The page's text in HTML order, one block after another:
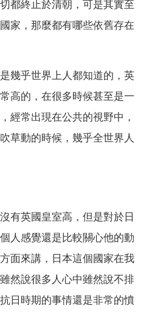
都終止於清朝，可是其實至
家，那麼都有哪些依舊存在
幾乎世界上人都知道的，英
高的，在很多時候甚至是一
經常出現在公共的視野中，
草動的時候，幾乎全世界人
有英國皇室高，但是對於日
人感覺還是比較關心他的動
面來講，日本這個國家在我
然說很多人心中雖然說不排
日時期的事情還是非常的憤